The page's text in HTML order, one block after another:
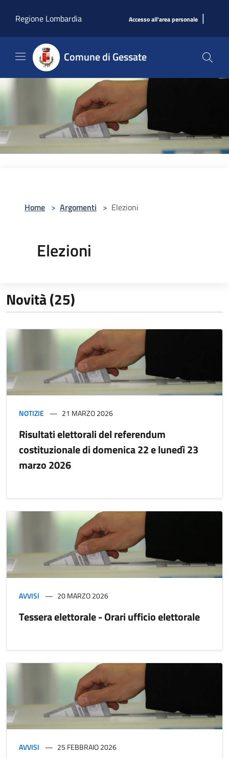
Regione Lombardia
Accesso all'area personale |
Comune di Gessate
Home > Argomenti > Elezioni
Elezioni
Novità (25)
NOTIZIE 21 MARZO 2026
Risultati elettorali del referendum
costituzionale di domenica 22 e lunedì 23
marzo 2026
AVVISI 20 MARZO 2026
Tessera elettorale - Orari ufficio elettorale
AVVISI 25 FEBBRAIO 2026